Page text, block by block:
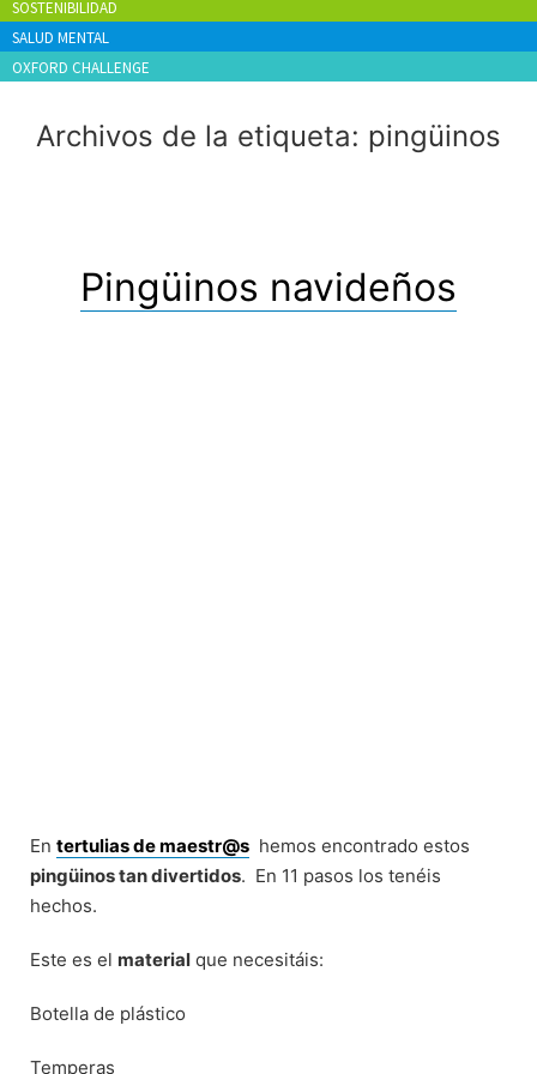
SOSTENIBILIDAD
SALUD MENTAL
OXFORD CHALLENGE
Archivos de la etiqueta: pingüinos
Pingüinos navideños
En tertulias de maestr@s hemos encontrado estos
pingüinos tan divertidos. En 11 pasos los tenéis
hechos.
Este es el material que necesitáis:
Botella de plástico
Temperas